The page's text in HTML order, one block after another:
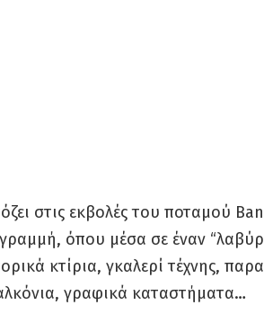
στις εκβολές του ποταμού
όπου μέσα σε έναν
κτίρια, γκαλερί τέχνης,
γραφικά καταστήματα…